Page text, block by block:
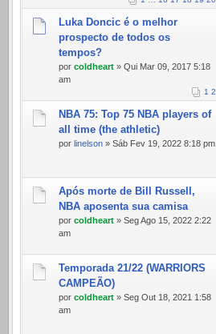
Luka Doncic é o melhor
prospecto de todos os
tempos?
por coldheart » Qui Mar 09, 2017 5:18
am
1 2
NBA 75: Top 75 NBA players of
all time (the athletic)
por linelson » Sáb Fev 19, 2022 8:18 pm
Após morte de Bill Russell,
NBA aposenta sua camisa
por coldheart » Seg Ago 15, 2022 2:22
am
Temporada 21/22 (WARRIORS
CAMPEÃO)
por coldheart » Seg Out 18, 2021 1:58
am